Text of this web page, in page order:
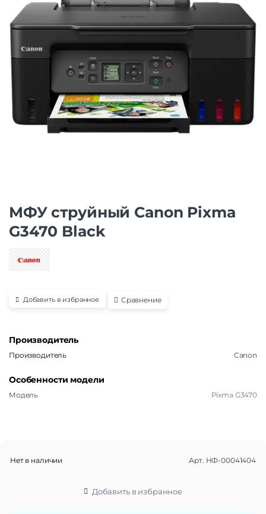
МФУ струйный Canon Pixma
G3470 Black
Добавить в избранное Сравнение
Производитель
Производитель Canon
Особенности модели
Модель Pixma G3470
Нет в наличии Арт. НФ-00041404
Добавить в избранное